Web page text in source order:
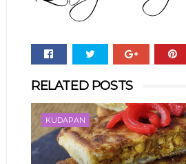
RELATED POSTS
KUDAPAN